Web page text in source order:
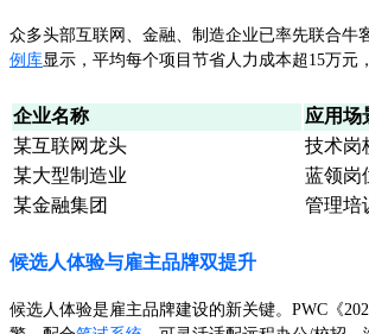
众多头部互联网、金融、制造企业已率先联合牛
例库显示，平均每个项目节省人力成本超15万元
企业名称 应用场
某互联网龙头
技术岗
某大型制造业
蓝领岗
某金融集团
管理培
候选人体验与雇主品牌双提升
候选人体验是雇主品牌建设的新关键。PWC《